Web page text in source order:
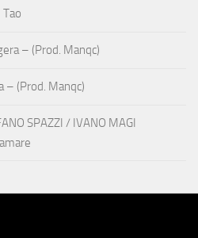
Tao
– (Prod. Manqc)
– (Prod. Manqc)
SPAZZI / IVANO MAGI